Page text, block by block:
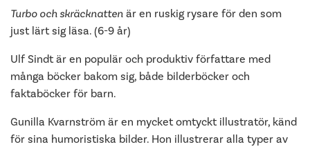
Turbo och skräcknatten är en ruskig rysare för den som
just lärt sig läsa. (6-9 år)
Ulf Sindt är en populär och produktiv författare med
många böcker bakom sig, både bilderböcker och
faktaböcker för barn.
Gunilla Kvarnström är en mycket omtyckt illustratör, känd
för sina humoristiska bilder. Hon illustrerar alla typer av